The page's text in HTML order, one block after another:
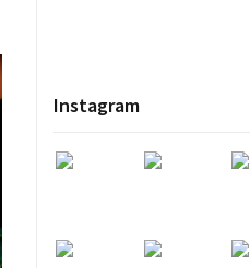
Instagram